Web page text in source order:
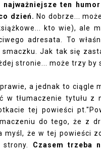
najważniejsze ten
dzień. No dobrze...
kto wie), ale
adresata. To
Jak tak się
stronie... może trzy by
a jednak to ciągle
w tłumaczenie tytułu z
tej powieści
do tego, że z
myśl, że w tej powieści
strony. Czasem trzeba